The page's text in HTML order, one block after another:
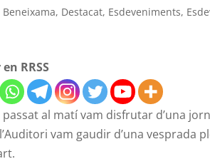
Beneixama, Destacat, Esdeveniments,
RRSS
al matí vam disfrutar d’una
vam gaudir d’una vesprada